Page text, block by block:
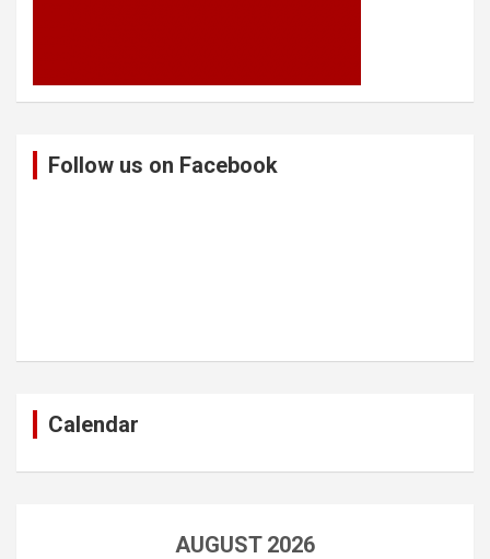
Follow us on Facebook
Calendar
AUGUST 2026